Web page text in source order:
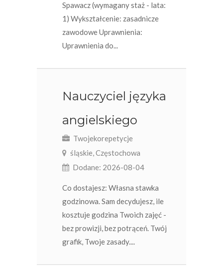
Spawacz (wymagany staż - lata:
1) Wykształcenie: zasadnicze
zawodowe Uprawnienia:
Uprawnienia do...
Nauczyciel języka
angielskiego
Twojekorepetycje
śląskie, Częstochowa
Dodane: 2026-08-04
Co dostajesz: Własna stawka
godzinowa. Sam decydujesz, ile
kosztuje godzina Twoich zajęć -
bez prowizji, bez potrąceń. Twój
grafik, Twoje zasady....